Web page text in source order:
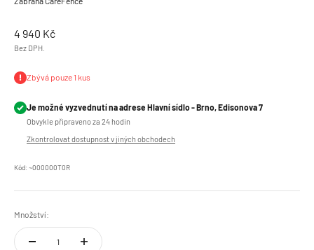
Prodejní cena
4 940 Kč
Bez DPH.
Zbývá pouze 1 kus
Je možné vyzvednutí na adrese Hlavní sídlo - Brno, Edisonova 7
Obvykle připraveno za 24 hodin
Zkontrolovat dostupnost v jiných obchodech
Kód: ~000000T0R
Množství: